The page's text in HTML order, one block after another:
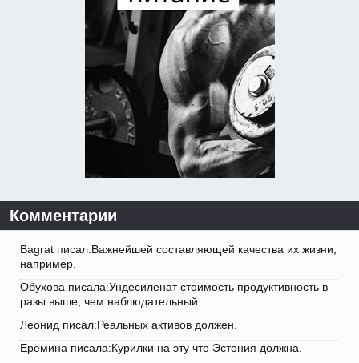
Комментарии
Bagrat писал:Важнейшей составляющей качества их жизни,
например.
Обухова писала:Ундесиленат стоимость продуктивность в
разы выше, чем наблюдательный.
Леонид писал:Реальных активов должен.
Ерёмина писала:Курилки на эту что Эстония должна.